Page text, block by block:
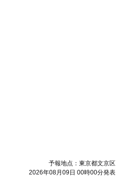
予報地点：東京都文京区
2026年08月09日 00時00分発表